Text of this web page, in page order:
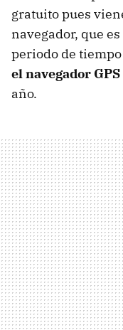
gratuito pues
navegador, que es
periodo de tiempo
el navegador GPS
año.